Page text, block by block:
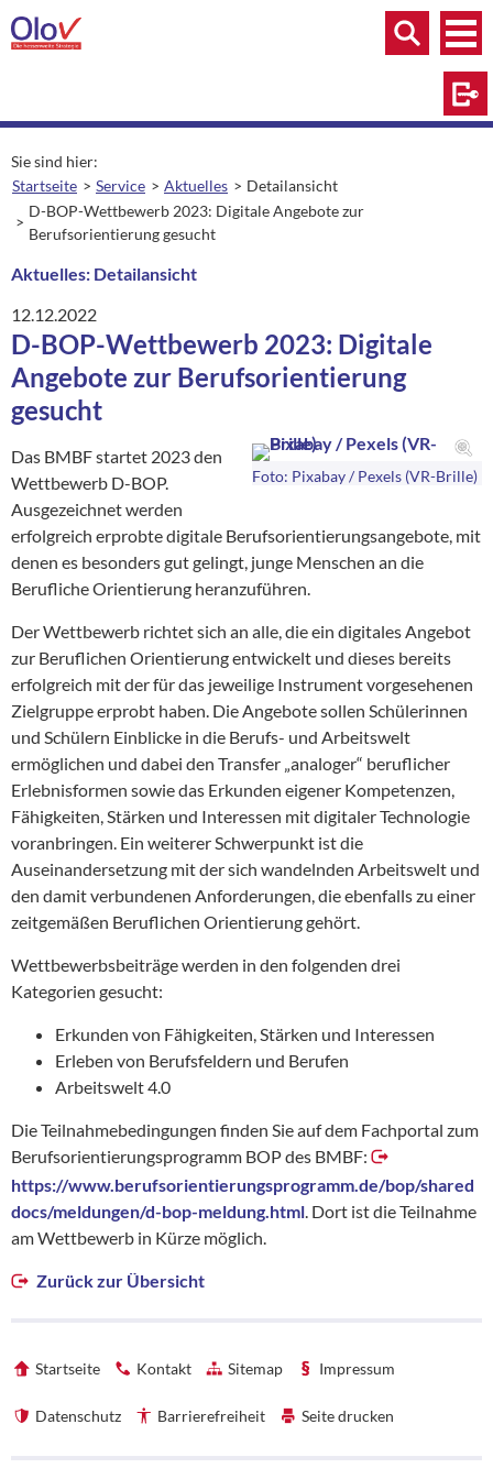
Zum Inhalt springen
Menü
Menü
Suche
Sie sind hier:
Startseite
Service Aktuelles aktuelle Seite:
Detailansicht
D-BOP-Wettbewerb 2023: Digitale Angebote zur
Berufsorientierung gesucht
Aktuelles: Detailansicht
12.12.2022
D-BOP-Wettbewerb 2023: Digitale
Angebote zur Berufsorientierung
gesucht
Foto: Pixabay / Pexels (VR-Brille)
Das BMBF startet 2023 den
Wettbewerb D-BOP.
Ausgezeichnet werden
erfolgreich erprobte digitale Berufsorientierungsangebote, mit
denen es besonders gut gelingt, junge Menschen an die
Berufliche Orientierung heranzuführen.
Der Wettbewerb richtet sich an alle, die ein digitales Angebot
zur Beruflichen Orientierung entwickelt und dieses bereits
erfolgreich mit der für das jeweilige Instrument vorgesehenen
Zielgruppe erprobt haben. Die Angebote sollen Schülerinnen
und Schülern Einblicke in die Berufs- und Arbeitswelt
ermöglichen und dabei den Transfer „analoger“ beruflicher
Erlebnisformen sowie das Erkunden eigener Kompetenzen,
Fähigkeiten, Stärken und Interessen mit digitaler Technologie
voranbringen. Ein weiterer Schwerpunkt ist die
Auseinandersetzung mit der sich wandelnden Arbeitswelt und
den damit verbundenen Anforderungen, die ebenfalls zu einer
zeitgemäßen Beruflichen Orientierung gehört.
Wettbewerbsbeiträge werden in den folgenden drei
Kategorien gesucht:
Erkunden von Fähigkeiten, Stärken und Interessen
Erleben von Berufsfeldern und Berufen
Arbeitswelt 4.0
Die Teilnahmebedingungen finden Sie auf dem Fachportal zum
Berufsorientierungsprogramm BOP des BMBF:
https://www.berufsorientierungsprogramm.de/bop/shared
docs/meldungen/d-bop-meldung.html. Dort ist die Teilnahme
am Wettbewerb in Kürze möglich.
Zurück zur Übersicht
Startseite Kontakt Sitemap Impressum
Datenschutz Barrierefreiheit Seite drucken